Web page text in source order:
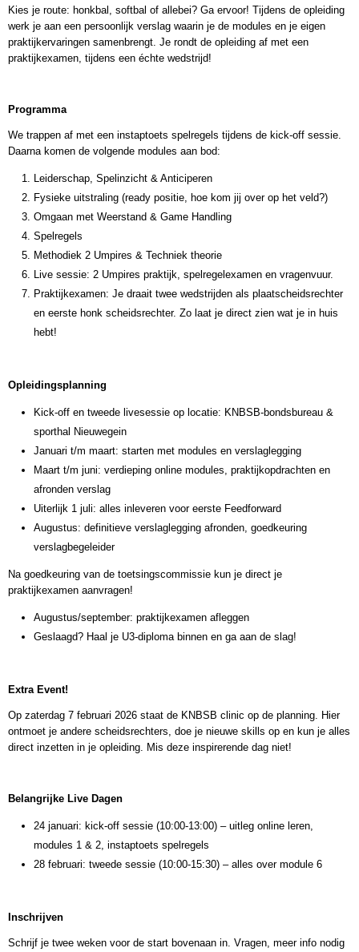
Kies je route: honkbal, softbal of allebei? Ga ervoor! Tijdens de opleiding
werk je aan een persoonlijk verslag waarin je de modules en je eigen
praktijkervaringen samenbrengt. Je rondt de opleiding af met een
praktijkexamen, tijdens een échte wedstrijd!
Programma
We trappen af met een instaptoets spelregels tijdens de kick-off sessie.
Daarna komen de volgende modules aan bod:
Leiderschap, Spelinzicht & Anticiperen
Fysieke uitstraling (ready positie, hoe kom jij over op het veld?)
Omgaan met Weerstand & Game Handling
Spelregels
Methodiek 2 Umpires & Techniek theorie
Live sessie: 2 Umpires praktijk, spelregelexamen en vragenvuur.
Praktijkexamen: Je draait twee wedstrijden als plaatscheidsrechter
en eerste honk scheidsrechter. Zo laat je direct zien wat je in huis
hebt!
Opleidingsplanning
Kick-off en tweede livesessie op locatie: KNBSB-bondsbureau &
sporthal Nieuwegein
Januari t/m maart: starten met modules en verslaglegging
Maart t/m juni: verdieping online modules, praktijkopdrachten en
afronden verslag
Uiterlijk 1 juli: alles inleveren voor eerste Feedforward
Augustus: definitieve verslaglegging afronden, goedkeuring
verslagbegeleider
Na goedkeuring van de toetsingscommissie kun je direct je
praktijkexamen aanvragen!
Augustus/september: praktijkexamen afleggen
Geslaagd? Haal je U3-diploma binnen en ga aan de slag!
Extra Event!
Op zaterdag 7 februari 2026 staat de KNBSB clinic op de planning. Hier
ontmoet je andere scheidsrechters, doe je nieuwe skills op en kun je alles
direct inzetten in je opleiding. Mis deze inspirerende dag niet!
Belangrijke Live Dagen
24 januari: kick-off sessie (10:00-13:00) – uitleg online leren,
modules 1 & 2, instaptoets spelregels
28 februari: tweede sessie (10:00-15:30) – alles over module 6
Inschrijven
Schrijf je twee weken voor de start bovenaan in. Vragen, meer info nodig